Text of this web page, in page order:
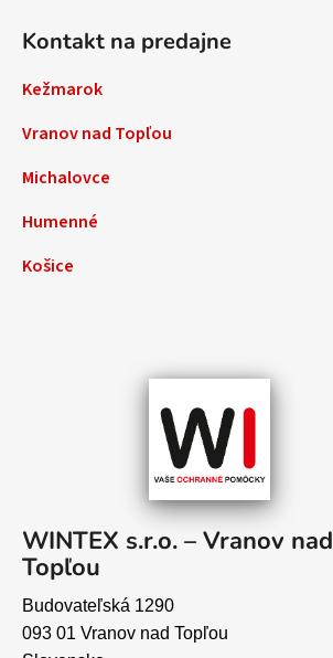
Kontakt na predajne
Kežmarok
Vranov nad Topľou
Michalovce
Humenné
Košice
WINTEX s.r.o. – Vranov nad
Topľou
Budovateľská 1290
093 01 Vranov nad Topľou